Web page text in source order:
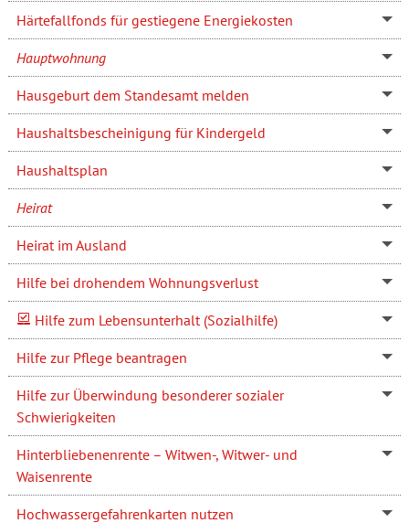
Härtefallfonds für gestiegene Energiekosten
Hauptwohnung
Hausgeburt dem Standesamt melden
Haushaltsbescheinigung für Kindergeld
Haushaltsplan
Heirat
Heirat im Ausland
Hilfe bei drohendem Wohnungsverlust
Hilfe zum Lebensunterhalt (Sozialhilfe)
Hilfe zur Pflege beantragen
Hilfe zur Überwindung besonderer sozialer
Schwierigkeiten
Hinterbliebenenrente – Witwen-, Witwer- und
Waisenrente
Hochwassergefahrenkarten nutzen